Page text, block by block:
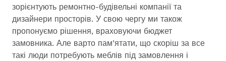
зорієнтують ремонтно-будівельні компанії та
дизайнери просторів. У свою чергу ми також
пропонуємо рішення, враховуючи бюджет
замовника. Але варто пам’ятати, що скоріш за все
такі люди потребують меблів під замовлення і